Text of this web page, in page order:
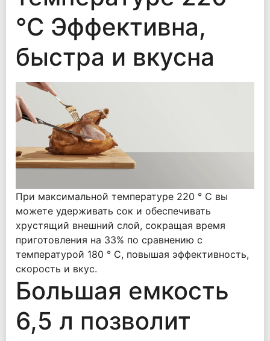
°C Эффективна,
быстра и вкусна
При максимальной температуре 220 ° C вы
можете удерживать сок и обеспечивать
хрустящий внешний слой, сокращая время
приготовления на 33% по сравнению с
температурой 180 ° C, повышая эффективность,
скорость и вкус.
Большая емкость
6,5 л позволит